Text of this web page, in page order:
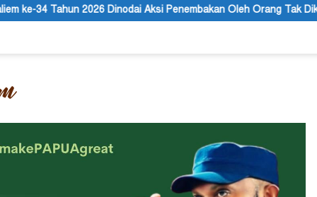
Penembakan Oleh Orang Tak Dikenal PBB Mengakui